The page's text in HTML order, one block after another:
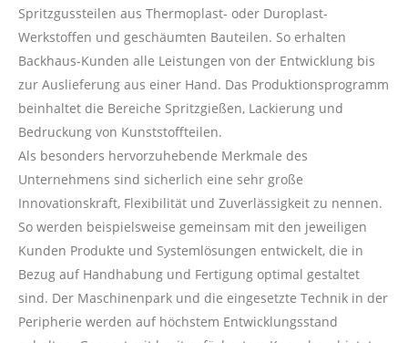
Spritzgussteilen aus Thermoplast- oder Duroplast-
Werkstoffen und geschäumten Bauteilen. So erhalten
Backhaus-Kunden alle Leistungen von der Entwicklung bis
zur Auslieferung aus einer Hand. Das Produktionsprogramm
beinhaltet die Bereiche Spritzgießen, Lackierung und
Bedruckung von Kunststoffteilen.
Als besonders hervorzuhebende Merkmale des
Unternehmens sind sicherlich eine sehr große
Innovationskraft, Flexibilität und Zuverlässigkeit zu nennen.
So werden beispielsweise gemeinsam mit den jeweiligen
Kunden Produkte und Systemlösungen entwickelt, die in
Bezug auf Handhabung und Fertigung optimal gestaltet
sind. Der Maschinenpark und die eingesetzte Technik in der
Peripherie werden auf höchstem Entwicklungsstand